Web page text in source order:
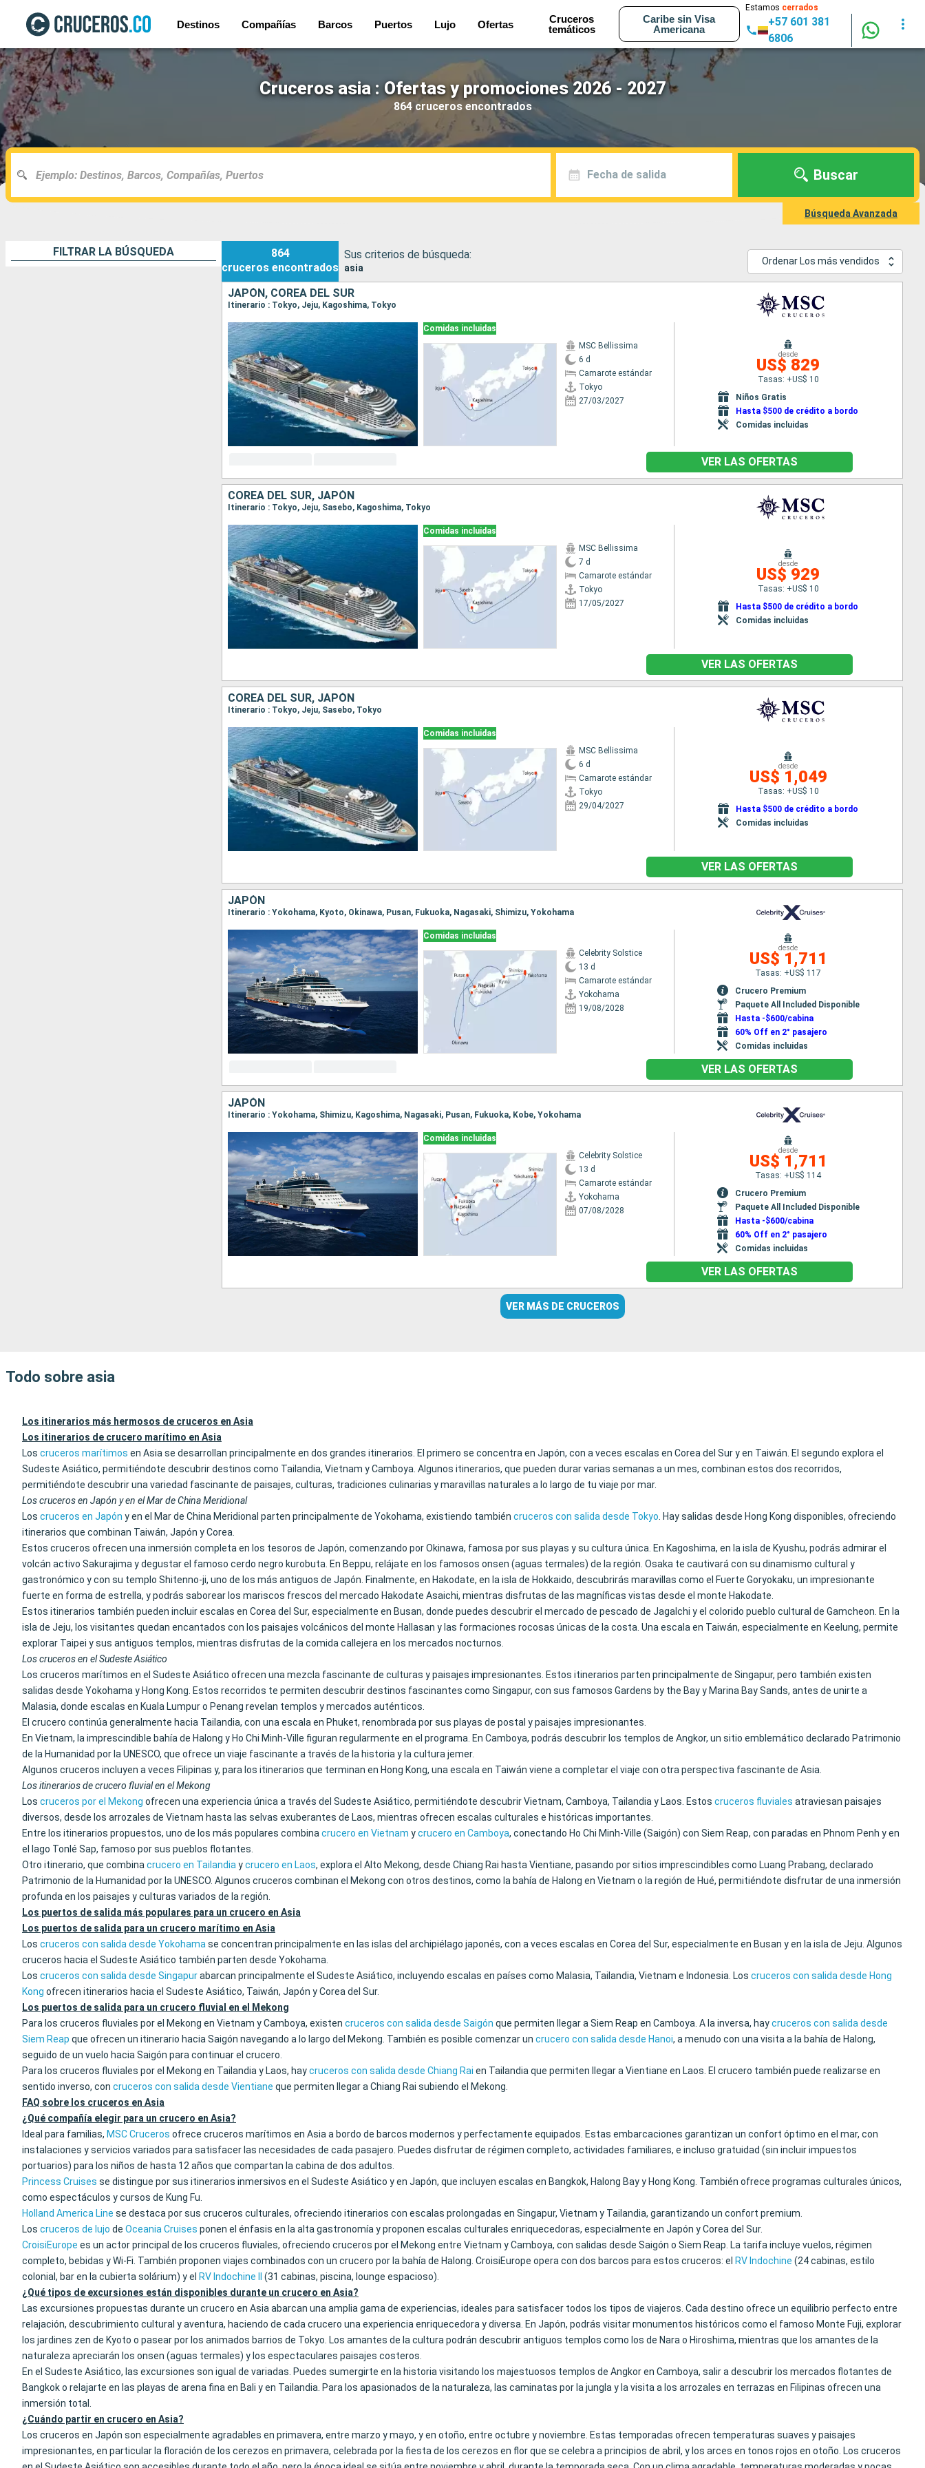
Destinos Compañías Barcos Puertos Lujo Ofertas
Cruceros
temáticos
Caribe sin Visa
Americana
Estamos cerrados
+57 601 381
6806
Cruceros asia : Ofertas y promociones 2026 - 2027
864 cruceros encontrados
Fecha de salida Buscar
Búsqueda Avanzada
FILTRAR LA BÚSQUEDA
864
cruceros encontrados
Sus criterios de búsqueda:
asia
Ordenar Los más vendidos
JAPÓN, COREA DEL SUR
Itinerario : Tokyo, Jeju, Kagoshima, Tokyo
Comidas incluidas
MSC Bellissima
6 d
Camarote estándar
Tokyo
27/03/2027
desde
US$ 829
Tasas: +US$ 10
Niños Gratis
Hasta $500 de crédito a bordo
Comidas incluidas
VER LAS OFERTAS
COREA DEL SUR, JAPÓN
Itinerario : Tokyo, Jeju, Sasebo, Kagoshima, Tokyo
Comidas incluidas
MSC Bellissima
7 d
Camarote estándar
Tokyo
17/05/2027
desde
US$ 929
Tasas: +US$ 10
Hasta $500 de crédito a bordo
Comidas incluidas
VER LAS OFERTAS
COREA DEL SUR, JAPÓN
Itinerario : Tokyo, Jeju, Sasebo, Tokyo
Comidas incluidas
MSC Bellissima
6 d
Camarote estándar
Tokyo
29/04/2027
desde
US$ 1,049
Tasas: +US$ 10
Hasta $500 de crédito a bordo
Comidas incluidas
VER LAS OFERTAS
JAPÓN
Itinerario : Yokohama, Kyoto, Okinawa, Pusan, Fukuoka, Nagasaki, Shimizu, Yokohama
Comidas incluidas
Celebrity Solstice
13 d
Camarote estándar
Yokohama
19/08/2028
desde
US$ 1,711
Tasas: +US$ 117
Crucero Premium
Paquete All Included Disponible
Hasta -$600/cabina
60% Off en 2° pasajero
Comidas incluidas
VER LAS OFERTAS
JAPÓN
Itinerario : Yokohama, Shimizu, Kagoshima, Nagasaki, Pusan, Fukuoka, Kobe, Yokohama
Comidas incluidas
Celebrity Solstice
13 d
Camarote estándar
Yokohama
07/08/2028
desde
US$ 1,711
Tasas: +US$ 114
Crucero Premium
Paquete All Included Disponible
Hasta -$600/cabina
60% Off en 2° pasajero
Comidas incluidas
VER LAS OFERTAS
VER MÁS DE CRUCEROS
Todo sobre asia
Los itinerarios más hermosos de cruceros en Asia
Los itinerarios de crucero marítimo en Asia
Los cruceros marítimos en Asia se desarrollan principalmente en dos grandes itinerarios. El primero se concentra en Japón, con a veces escalas en Corea del Sur y en Taiwán. El segundo explora el
Sudeste Asiático, permitiéndote descubrir destinos como Tailandia, Vietnam y Camboya. Algunos itinerarios, que pueden durar varias semanas a un mes, combinan estos dos recorridos,
permitiéndote descubrir una variedad fascinante de paisajes, culturas, tradiciones culinarias y maravillas naturales a lo largo de tu viaje por mar.
Los cruceros en Japón y en el Mar de China Meridional
Los cruceros en Japón y en el Mar de China Meridional parten principalmente de Yokohama, existiendo también cruceros con salida desde Tokyo . Hay salidas desde Hong Kong disponibles, ofreciendo
itinerarios que combinan Taiwán, Japón y Corea.
Estos cruceros ofrecen una inmersión completa en los tesoros de Japón, comenzando por Okinawa, famosa por sus playas y su cultura única. En Kagoshima, en la isla de Kyushu, podrás admirar el
volcán activo Sakurajima y degustar el famoso cerdo negro kurobuta. En Beppu, relájate en los famosos onsen (aguas termales) de la región. Osaka te cautivará con su dinamismo cultural y
gastronómico y con su templo Shitenno-ji, uno de los más antiguos de Japón. Finalmente, en Hakodate, en la isla de Hokkaido, descubrirás maravillas como el Fuerte Goryokaku, un impresionante
fuerte en forma de estrella, y podrás saborear los mariscos frescos del mercado Hakodate Asaichi, mientras disfrutas de las magníficas vistas desde el monte Hakodate.
Estos itinerarios también pueden incluir escalas en Corea del Sur, especialmente en Busan, donde puedes descubrir el mercado de pescado de Jagalchi y el colorido pueblo cultural de Gamcheon. En la
isla de Jeju, los visitantes quedan encantados con los paisajes volcánicos del monte Hallasan y las formaciones rocosas únicas de la costa. Una escala en Taiwán, especialmente en Keelung, permite
explorar Taipei y sus antiguos templos, mientras disfrutas de la comida callejera en los mercados nocturnos.
Los cruceros en el Sudeste Asiático
Los cruceros marítimos en el Sudeste Asiático ofrecen una mezcla fascinante de culturas y paisajes impresionantes. Estos itinerarios parten principalmente de Singapur, pero también existen
salidas desde Yokohama y Hong Kong. Estos recorridos te permiten descubrir destinos fascinantes como Singapur, con sus famosos Gardens by the Bay y Marina Bay Sands, antes de unirte a
Malasia, donde escalas en Kuala Lumpur o Penang revelan templos y mercados auténticos.
El crucero continúa generalmente hacia Tailandia, con una escala en Phuket, renombrada por sus playas de postal y paisajes impresionantes.
En Vietnam, la imprescindible bahía de Halong y Ho Chi Minh-Ville figuran regularmente en el programa. En Camboya, podrás descubrir los templos de Angkor, un sitio emblemático declarado Patrimonio
de la Humanidad por la UNESCO, que ofrece un viaje fascinante a través de la historia y la cultura jemer.
Algunos cruceros incluyen a veces Filipinas y, para los itinerarios que terminan en Hong Kong, una escala en Taiwán viene a completar el viaje con otra perspectiva fascinante de Asia.
Los itinerarios de crucero fluvial en el Mekong
Los cruceros por el Mekong ofrecen una experiencia única a través del Sudeste Asiático, permitiéndote descubrir Vietnam, Camboya, Tailandia y Laos. Estos cruceros fluviales atraviesan paisajes
diversos, desde los arrozales de Vietnam hasta las selvas exuberantes de Laos, mientras ofrecen escalas culturales e históricas importantes.
Entre los itinerarios propuestos, uno de los más populares combina crucero en Vietnam ycrucero en Camboya, conectando Ho Chi Minh-Ville (Saigón) con Siem Reap, con paradas en Phnom Penh y en
el lago Tonlé Sap, famoso por sus pueblos flotantes.
Otro itinerario, que combina crucero en Tailandia ycrucero en Laos, explora el Alto Mekong, desde Chiang Rai hasta Vientiane, pasando por sitios imprescindibles como Luang Prabang, declarado
Patrimonio de la Humanidad por la UNESCO. Algunos cruceros combinan el Mekong con otros destinos, como la bahía de Halong en Vietnam o la región de Hué, permitiéndote disfrutar de una inmersión
profunda en los paisajes y culturas variados de la región.
Los puertos de salida más populares para un crucero en Asia
Los puertos de salida para un crucero marítimo en Asia
Los cruceros con salida desde Yokohama se concentran principalmente en las islas del archipiélago japonés, con a veces escalas en Corea del Sur, especialmente en Busan y en la isla de Jeju. Algunos
cruceros hacia el Sudeste Asiático también parten desde Yokohama.
Los cruceros con salida desde Singapurabarcan principalmente el Sudeste Asiático, incluyendo escalas en países como Malasia, Tailandia, Vietnam e Indonesia. Los cruceros con salida desde Hong
Kong ofrecen itinerarios hacia el Sudeste Asiático, Taiwán, Japón y Corea del Sur.
Los puertos de salida para un crucero fluvial en el Mekong
Para los cruceros fluviales por el Mekong en Vietnam y Camboya, existen cruceros con salida desde Saigón que permiten llegar a Siem Reap en Camboya. A la inversa, haycruceros con salida desde
Siem Reap que ofrecen un itinerario hacia Saigón navegando a lo largo del Mekong. También es posible comenzar un crucero con salida desde Hanoi, a menudo con una visita a la bahía de Halong,
seguido de un vuelo hacia Saigón para continuar el crucero.
Para los cruceros fluviales por el Mekong en Tailandia y Laos, haycruceros con salida desde Chiang Rai en Tailandia que permiten llegar a Vientiane en Laos. El crucero también puede realizarse en
sentido inverso, con cruceros con salida desde Vientiane que permiten llegar a Chiang Rai subiendo el Mekong.
FAQ sobre los cruceros en Asia
¿Qué compañía elegir para un crucero en Asia?
Ideal para familias, MSC Cruceros ofrece cruceros marítimos en Asia a bordo de barcos modernos y perfectamente equipados. Estas embarcaciones garantizan un confort óptimo en el mar, con
instalaciones y servicios variados para satisfacer las necesidades de cada pasajero. Puedes disfrutar de régimen completo, actividades familiares, e incluso gratuidad (sin incluir impuestos
portuarios) para los niños de hasta 12 años que compartan la cabina de dos adultos.
Princess Cruises se distingue por sus itinerarios inmersivos en el Sudeste Asiático y en Japón, que incluyen escalas en Bangkok, Halong Bay y Hong Kong. También ofrece programas culturales únicos,
como espectáculos y cursos de Kung Fu.
Holland America Line se destaca por sus cruceros culturales, ofreciendo itinerarios con escalas prolongadas en Singapur, Vietnam y Tailandia, garantizando un confort premium.
Los cruceros de lujo de Oceania Cruises ponen el énfasis en la alta gastronomía y proponen escalas culturales enriquecedoras, especialmente en Japón y Corea del Sur.
CroisiEurope es un actor principal de los cruceros fluviales, ofreciendo cruceros por el Mekong entre Vietnam y Camboya, con salidas desde Saigón o Siem Reap. La tarifa incluye vuelos, régimen
completo, bebidas y Wi-Fi. También proponen viajes combinados con un crucero por la bahía de Halong. CroisiEurope opera con dos barcos para estos cruceros: el RV Indochine (24 cabinas, estilo
colonial, bar en la cubierta solárium) y el RV Indochine II
(31 cabinas, piscina, lounge espacioso).
¿Qué tipos de excursiones están disponibles durante un crucero en Asia?
Las excursiones propuestas durante un crucero en Asia abarcan una amplia gama de experiencias, ideales para satisfacer todos los tipos de viajeros. Cada destino ofrece un equilibrio perfecto entre
relajación, descubrimiento cultural y aventura, haciendo de cada crucero una experiencia enriquecedora y diversa. En Japón, podrás visitar monumentos históricos como el famoso Monte Fuji, explorar
los jardines zen de Kyoto o pasear por los animados barrios de Tokyo. Los amantes de la cultura podrán descubrir antiguos templos como los de Nara o Hiroshima, mientras que los amantes de la
naturaleza apreciarán los onsen (aguas termales) y los espectaculares paisajes costeros.
En el Sudeste Asiático, las excursiones son igual de variadas. Puedes sumergirte en la historia visitando los majestuosos templos de Angkor en Camboya, salir a descubrir los mercados flotantes de
Bangkok o relajarte en las playas de arena fina en Bali y en Tailandia. Para los apasionados de la naturaleza, las caminatas por la jungla y la visita a los arrozales en terrazas en Filipinas ofrecen una
inmersión total.
¿Cuándo partir en crucero en Asia?
Los cruceros en Japón son especialmente agradables en primavera, entre marzo y mayo, y en otoño, entre octubre y noviembre. Estas temporadas ofrecen temperaturas suaves y paisajes
impresionantes, en particular la floración de los cerezos en primavera, celebrada por la fiesta de los cerezos en flor que se celebra a principios de abril, y los arces en tonos rojos en otoño. Los cruceros